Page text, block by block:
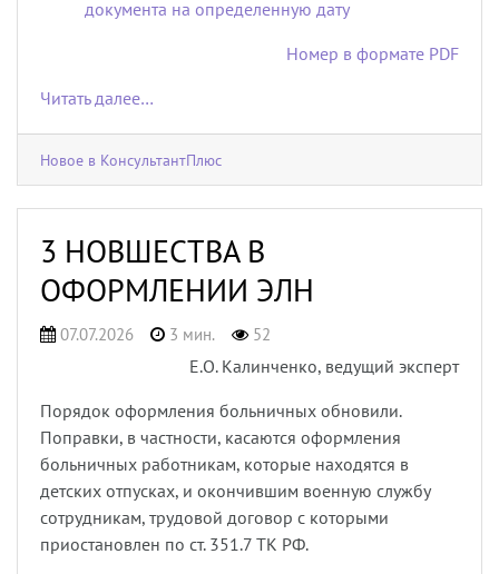
документа на определенную дату
Номер в формате PDF
Читать далее…
Новое в КонсультантПлюс
3 НОВШЕСТВА В
ОФОРМЛЕНИИ ЭЛН
07.07.2026 3 мин. 52
Е.О. Калинченко, ведущий эксперт
Порядок оформления больничных обновили.
Поправки, в частности, касаются оформления
больничных работникам, которые находятся в
детских отпусках, и окончившим военную службу
сотрудникам, трудовой договор с которыми
приостановлен по ст. 351.7 ТК РФ.